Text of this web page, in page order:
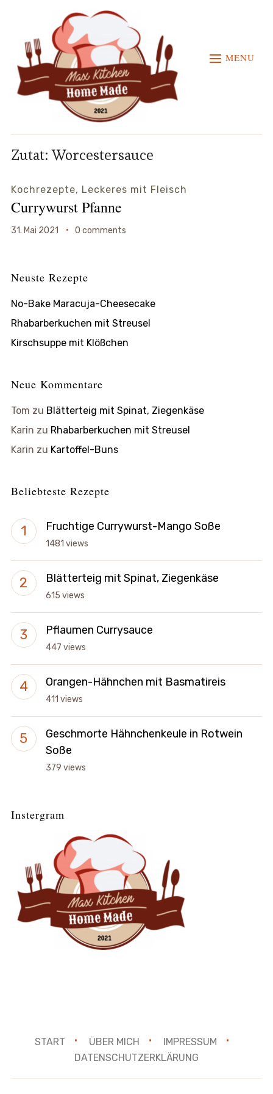
MENU
Zutat:Worcestersauce
Kochrezepte, Leckeres mit Fleisch
Currywurst Pfanne
31. Mai 2021 0 comments
Neuste Rezepte
No-Bake Maracuja-Cheesecake
Rhabarberkuchen mit Streusel
Kirschsuppe mit Klößchen
Neue Kommentare
Tom zu Blätterteig mit Spinat, Ziegenkäse
Karin zu Rhabarberkuchen mit Streusel
Karin zu Kartoffel-Buns
Beliebteste Rezepte
Fruchtige Currywurst-Mango Soße
1481 views
Blätterteig mit Spinat, Ziegenkäse
615 views
Pflaumen Currysauce
447 views
Orangen-Hähnchen mit Basmatireis
411 views
Geschmorte Hähnchenkeule in Rotwein
Soße
379 views
Instergram
START ÜBER MICH
IMPRESSUM
DATENSCHUTZERKLÄRUNG